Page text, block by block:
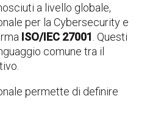
a livello globale,
per la Cybersecurity e
ISO/IEC 27001 . Questi
comune tra il
permette di definire